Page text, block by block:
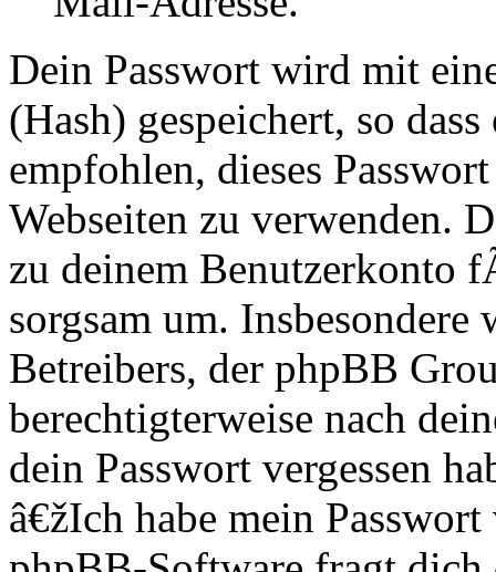
Dein Passwort wird mit
(Hash) gespeichert, so
empfohlen, dieses
Webseiten zu verwenden.
zu deinem Benutzerkonto
sorgsam um.
Betreibers, der phpBB
berechtigterweise nach
dein Passwort vergessen
â€žIch habe mein